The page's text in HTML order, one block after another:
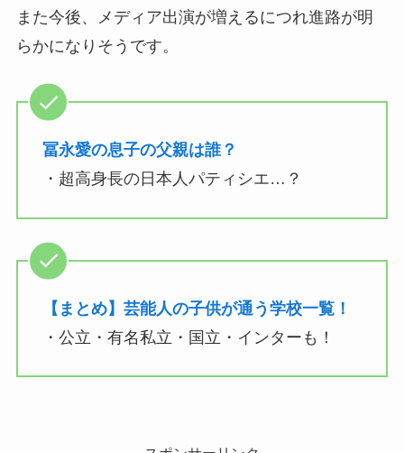
また今後、メディア出演が増えるにつれ進路が明
らかになりそうです。
冨永愛の息子の父親は誰？
・超高身長の日本人パティシエ…？
【まとめ】芸能人の子供が通う学校一覧！
・公立・有名私立・国立・インターも！